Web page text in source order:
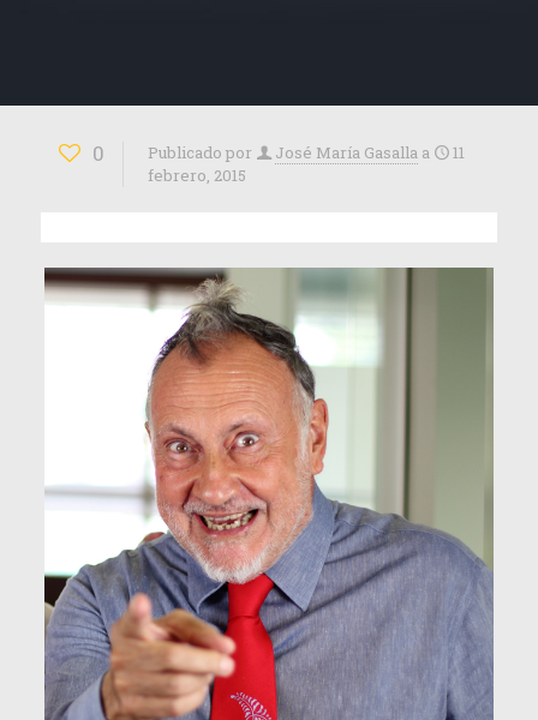
0 Publicado por José María Gasalla a
11
febrero, 2015